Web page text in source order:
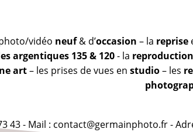
vidéo neuf& d’occasion – la reprise
argentiques 135 & 120- la reproduction
art– les prises de vues en studio– les
43 - Mail : contact@germainphoto.fr -